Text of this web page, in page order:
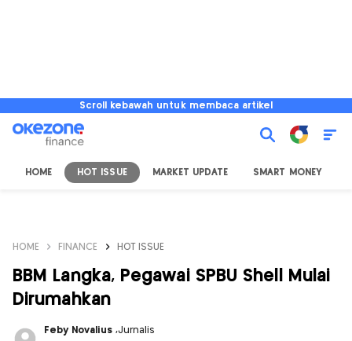
Scroll kebawah untuk membaca artikel
HOME HOT ISSUE MARKET UPDATE SMART MONEY
HOME FINANCE HOT ISSUE
BBM Langka, Pegawai SPBU Shell Mulai
Dirumahkan
Feby Novalius ,Jurnalis